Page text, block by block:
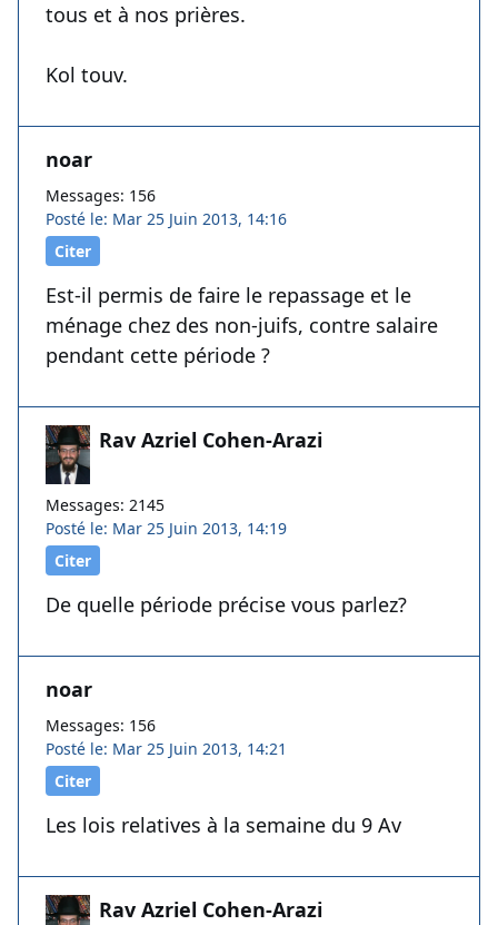
tous et à nos prières.
Kol touv.
noar
Messages: 156
Posté le: Mar 25 Juin 2013, 14:16
Citer
Est-il permis de faire le repassage et le
ménage chez des non-juifs, contre salaire
pendant cette période ?
Rav Azriel Cohen-Arazi
Messages: 2145
Posté le: Mar 25 Juin 2013, 14:19
Citer
De quelle période précise vous parlez?
noar
Messages: 156
Posté le: Mar 25 Juin 2013, 14:21
Citer
Les lois relatives à la semaine du 9 Av
Rav Azriel Cohen-Arazi